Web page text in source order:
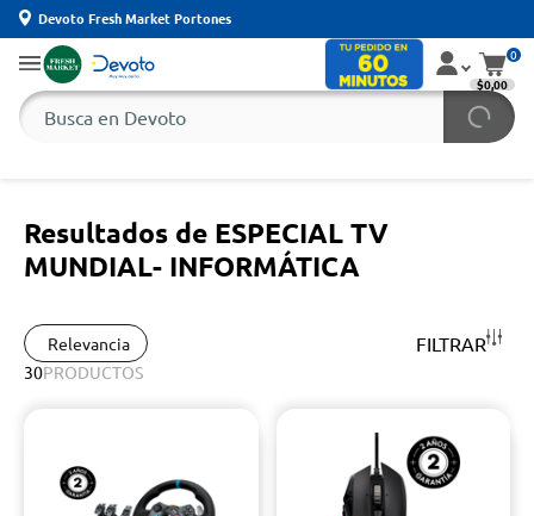
Devoto Fresh Market Portones
0
$0,00
Resultados de ESPECIAL TV
MUNDIAL- INFORMÁTICA
Relevancia FILTRAR
30PRODUCTOS